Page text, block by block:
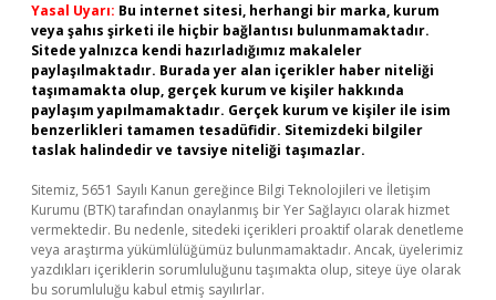
Yasal Uyarı: Bu internet sitesi, herhangi bir marka, kurum
veya şahıs şirketi ile hiçbir bağlantısı bulunmamaktadır.
Sitede yalnızca kendi hazırladığımız makaleler
paylaşılmaktadır. Burada yer alan içerikler haber niteliği
taşımamakta olup, gerçek kurum ve kişiler hakkında
paylaşım yapılmamaktadır. Gerçek kurum ve kişiler ile isim
benzerlikleri tamamen tesadüfidir. Sitemizdeki bilgiler
taslak halindedir ve tavsiye niteliği taşımazlar.
Sitemiz, 5651 Sayılı Kanun gereğince Bilgi Teknolojileri ve İletişim
Kurumu (BTK) tarafından onaylanmış bir Yer Sağlayıcı olarak hizmet
vermektedir. Bu nedenle, sitedeki içerikleri proaktif olarak denetleme
veya araştırma yükümlülüğümüz bulunmamaktadır. Ancak, üyelerimiz
yazdıkları içeriklerin sorumluluğunu taşımakta olup, siteye üye olarak
bu sorumluluğu kabul etmiş sayılırlar.